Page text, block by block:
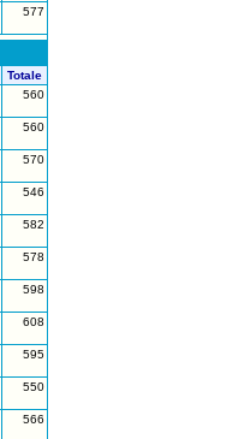
577
Totale
560
560
570
546
582
578
598
608
595
550
566